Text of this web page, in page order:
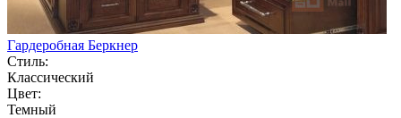
Гардеробная Беркнер
Стиль:
Классический
Цвет:
Темный